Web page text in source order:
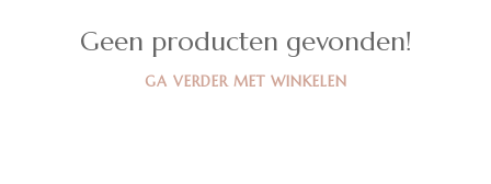
Geen producten gevonden!
GA VERDER MET WINKELEN